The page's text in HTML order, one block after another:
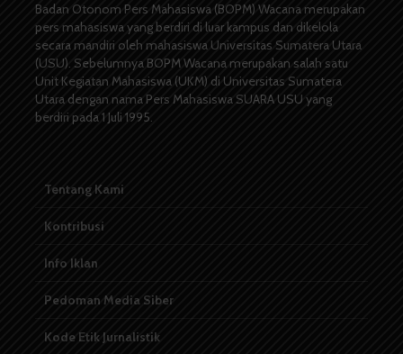
Badan Otonom Pers Mahasiswa (BOPM) Wacana merupakan
pers mahasiswa yang berdiri di luar kampus dan dikelola
secara mandiri oleh mahasiswa Universitas Sumatera Utara
(USU). Sebelumnya BOPM Wacana merupakan salah satu
Unit Kegiatan Mahasiswa (UKM) di Universitas Sumatera
Utara dengan nama Pers Mahasiswa SUARA USU yang
berdiri pada 1 Juli 1995.
Tentang Kami
Kontribusi
Info Iklan
Pedoman Media Siber
Kode Etik Jurnalistik